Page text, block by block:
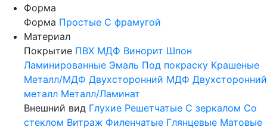
Форма
Форма Простые С фрамугой
Материал
Покрытие ПВХ МДФ Винорит Шпон
Ламинированные Эмаль Под покраску Крашеные
Металл/МДФ Двухсторонний МДФ Двухсторонний
металл Металл/Ламинат
Внешний вид Глухие Решетчатые С зеркалом Со
стеклом Витраж Филенчатые Глянцевые Матовые